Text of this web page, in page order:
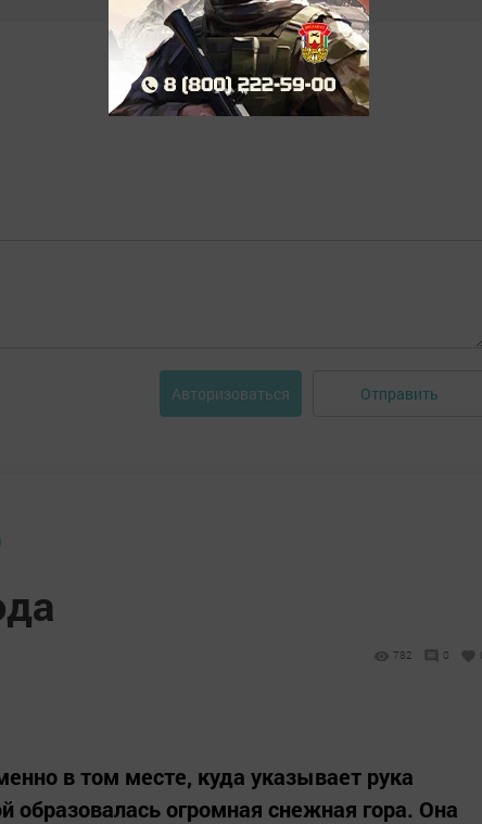
Авторизоваться Отправить
782 0
в том месте, куда указывает рука
образовалась огромная снежная гора. Она